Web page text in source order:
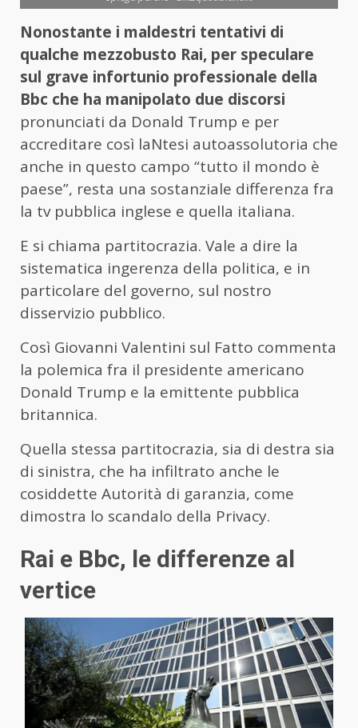
Nonostante i maldestri tentativi di
qualche mezzobusto Rai, per speculare
sul grave infortunio professionale della
Bbc che ha manipolato due discorsi
pronunciati da Donald Trump e per
accreditare così laNtesi autoassolutoria che
anche in questo campo “tutto il mondo è
paese”, resta una sostanziale differenza fra
la tv pubblica inglese e quella italiana.
E si chiama partitocrazia. Vale a dire la
sistematica ingerenza della politica, e in
particolare del governo, sul nostro
disservizio pubblico.
Così Giovanni Valentini sul Fatto commenta
la polemica fra il presidente americano
Donald Trump e la emittente pubblica
britannica.
Quella stessa partitocrazia, sia di destra sia
di sinistra, che ha infiltrato anche le
cosiddette Autorità di garanzia, come
dimostra lo scandalo della Privacy.
Rai e Bbc, le differenze al
vertice